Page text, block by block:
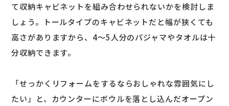
て収納キャビネットを組み合わせられないかを検討しま
しょう。トールタイプのキャビネットだと幅が狭くても
高さがありますから、4～5人分のパジャマやタオルは十
分収納できます。
「せっかくリフォームをするならおしゃれな雰囲気にし
たい」と、カウンターにボウルを落とし込んだオープン